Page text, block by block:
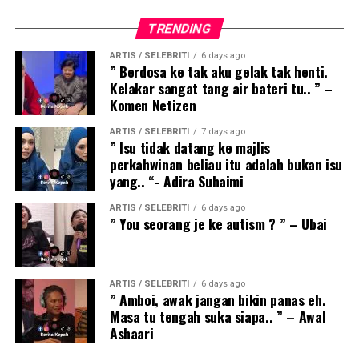
TRENDING
ARTIS / SELEBRITI 6 days ago
” Berdosa ke tak aku gelak tak henti.
Kelakar sangat tang air bateri tu.. ” –
Komen Netizen
ARTIS / SELEBRITI 7 days ago
” Isu tidak datang ke majlis
perkahwinan beliau itu adalah bukan isu
yang.. “- Adira Suhaimi
ARTIS / SELEBRITI 6 days ago
” You seorang je ke autism ? ” – Ubai
ARTIS / SELEBRITI 6 days ago
” Amboi, awak jangan bikin panas eh.
Masa tu tengah suka siapa.. ” – Awal
Ashaari